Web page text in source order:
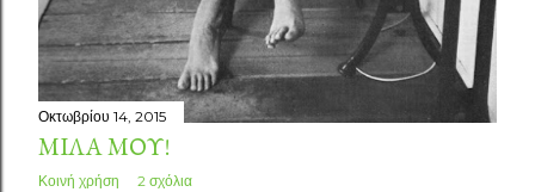
Οκτωβρίου 14, 2015
ΜΊΛΑ ΜΟΥ!
Κοινή χρήση 2 σχόλια